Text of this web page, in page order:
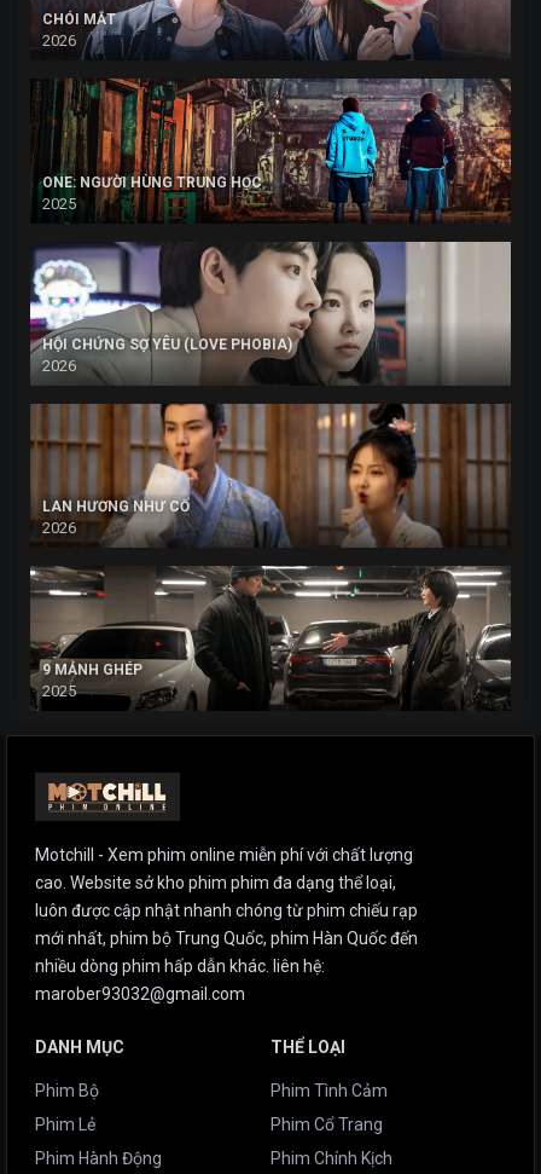
CHÓI MẮT
2026
ONE: NGƯỜI HÙNG TRUNG HỌC
2025
HỘI CHỨNG SỢ YÊU (LOVE PHOBIA)
2026
LAN HƯƠNG NHƯ CỐ
2026
9 MẢNH GHÉP
2025
Motchill - Xem phim online miễn phí với chất lượng
cao. Website sở kho phim phim đa dạng thể loại,
luôn được cập nhật nhanh chóng từ phim chiếu rạp
mới nhất, phim bộ Trung Quốc, phim Hàn Quốc đến
nhiều dòng phim hấp dẫn khác. liên hệ:
marober93032@gmail.com
DANH MỤC
Phim Bộ
Phim Lẻ
Phim Hành Động
THỂ LOẠI
Phim Tình Cảm
Phim Cổ Trang
Phim Chính Kịch